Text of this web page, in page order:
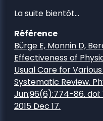
La suite bientôt…
Référence
Bürge E, Monnin D,
Effectiveness of
Usual Care for
Systematic Review.
Jun;96(6):774-86. doi:
2015 Dec 17.